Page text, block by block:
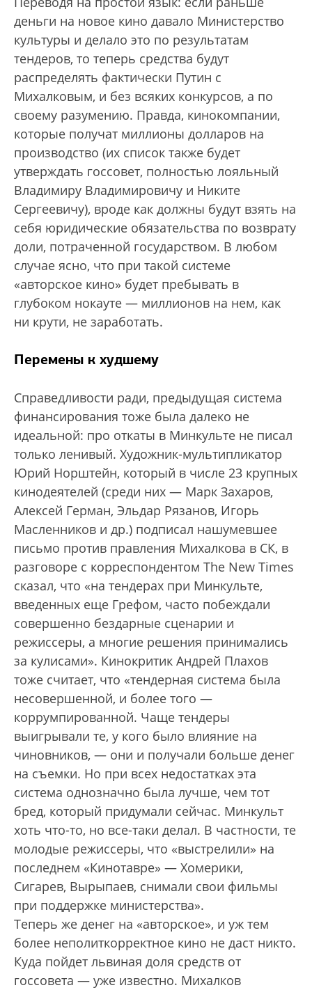
деньги на новое кино давало Министерство
культуры и делало это по результатам
тендеров, то теперь средства будут
распределять фактически Путин с
Михалковым, и без всяких конкурсов, а по
своему разумению. Правда, кинокомпании,
которые получат миллионы долларов на
производство (их список также будет
утверждать госсовет, полностью лояльный
Владимиру Владимировичу и Никите
Сергеевичу), вроде как должны будут взять на
себя юридические обязательства по возврату
доли, потраченной государством. В любом
случае ясно, что при такой системе
«авторское кино» будет пребывать в
глубоком нокауте — миллионов на нем, как
ни крути, не заработать.
Перемены к худшему
Справедливости ради, предыдущая система
финансирования тоже была далеко не
идеальной: про откаты в Минкульте не писал
только ленивый. Художник-мультипликатор
Юрий Норштейн, который в числе 23 крупных
кинодеятелей (среди них — Марк Захаров,
Алексей Герман, Эльдар Рязанов, Игорь
Масленников и др.) подписал нашумевшее
письмо против правления Михалкова в СК, в
разговоре с корреспондентом The New Times
сказал, что «на тендерах при Минкульте,
введенных еще Грефом, часто побеждали
совершенно бездарные сценарии и
режиссеры, а многие решения принимались
за кулисами». Кинокритик Андрей Плахов
тоже считает, что «тендерная система была
несовершенной, и более того —
коррумпированной. Чаще тендеры
выигрывали те, у кого было влияние на
чиновников, — они и получали больше денег
на съемки. Но при всех недостатках эта
система однозначно была лучше, чем тот
бред, который придумали сейчас. Минкульт
хоть что-то, но все-таки делал. В частности, те
молодые режиссеры, что «выстрелили» на
последнем «Кинотавре» — Хомерики,
Сигарев, Вырыпаев, снимали свои фильмы
при поддержке министерства».
Теперь же денег на «авторское», и уж тем
более неполиткорректное кино не даст никто.
Куда пойдет львиная доля средств от
госсовета — уже известно. Михалков